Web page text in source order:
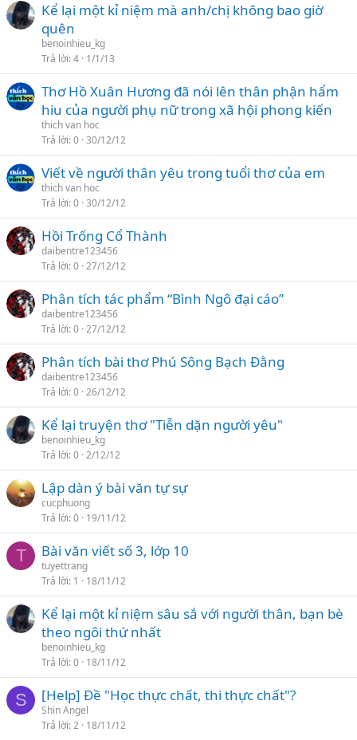
Kể lại một kỉ niệm mà anh/chị không bao giờ
quên
benoinhieu_kg
Trả lời 4 1/1/13
Thơ Hồ Xuân Hương đã nói lên thân phận hẩm
hiu của người phụ nữ trong xã hội phong kiến
thich van hoc
Trả lời 0 30/12/12
Viết về người thân yêu trong tuổi thơ của em
thich van hoc
Trả lời 0 30/12/12
Hồi Trống Cổ Thành
daibentre123456
Trả lời 0 27/12/12
Phân tích tác phẩm “Bình Ngô đại cáo”
daibentre123456
Trả lời 0 27/12/12
Phân tích bài thơ Phú Sông Bạch Đằng
daibentre123456
Trả lời 0 26/12/12
Kể lại truyện thơ "Tiễn dặn người yêu"
benoinhieu_kg
Trả lời 0 2/12/12
Lập dàn ý bài văn tự sự
cucphuong
Trả lời 0 19/11/12
T Bài văn viết số 3, lớp 10
tuyettrang
Trả lời 1 18/11/12
Kể lại một kỉ niệm sâu sắ với người thân, bạn bè
theo ngôi thứ nhất
benoinhieu_kg
Trả lời 0 18/11/12
S [Help] Đề "Học thực chất, thi thực chất"?
Shin Angel
Trả lời 2 18/11/12